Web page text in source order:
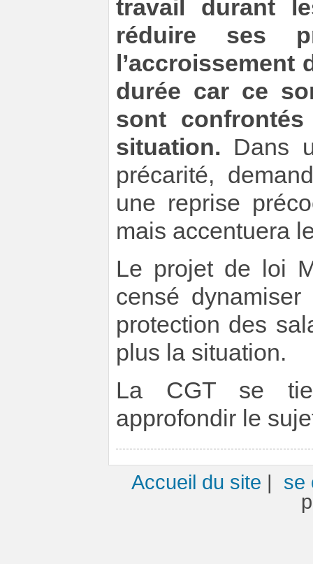
travail durant
réduire ses
durée car ce
sont
situation. Dans
précarité,
une reprise
mais accentuera
Le projet de loi
censé
protection des
plus la situation.
La CGT se
approfondir le
Accueil du site | se